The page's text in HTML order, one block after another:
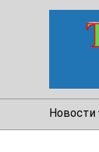
Новости